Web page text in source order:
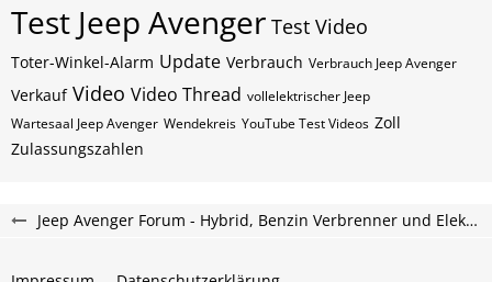
Test Jeep Avenger Test Video
Toter-Winkel-Alarm Update Verbrauch Verbrauch Jeep Avenger
Verkauf Video Video Thread vollelektrischer Jeep
Wartesaal Jeep Avenger Wendekreis YouTube Test Videos Zoll
Zulassungszahlen
Jeep Avenger Forum - Hybrid, Benzin Verbrenner und Elektroauto Forum